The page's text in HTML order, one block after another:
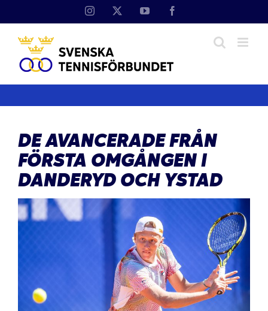
Instagram YouTube
DE AVANCERADE FRÅN
FÖRSTA OMGÅNGEN I
DANDERYD OCH YSTAD